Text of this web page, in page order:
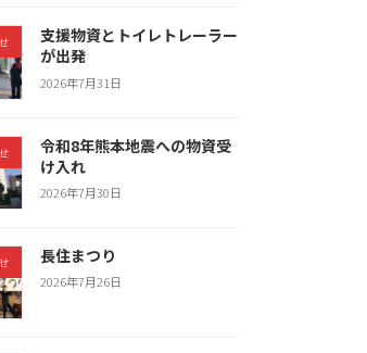
支援物資とトイレトレーラー
が出発
2026年7月31日
令和8年熊本地震への物資受
け入れ
2026年7月30日
長住まつり
2026年7月26日